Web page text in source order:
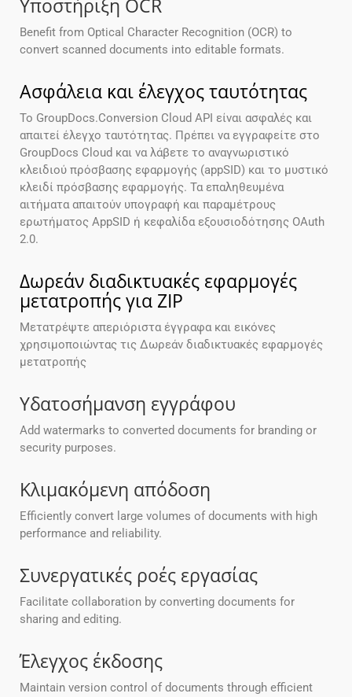
Υποστήριξη OCR
Benefit from Optical Character Recognition (OCR) to
convert scanned documents into editable formats.
Ασφάλεια και έλεγχος ταυτότητας
Το GroupDocs.Conversion Cloud API είναι ασφαλές και
απαιτεί έλεγχο ταυτότητας. Πρέπει να εγγραφείτε στο
GroupDocs Cloud και να λάβετε το αναγνωριστικό
κλειδιού πρόσβασης εφαρμογής (appSID) και το μυστικό
κλειδί πρόσβασης εφαρμογής. Τα επαληθευμένα
αιτήματα απαιτούν υπογραφή και παραμέτρους
ερωτήματος AppSID ή κεφαλίδα εξουσιοδότησης OAuth
2.0.
Δωρεάν διαδικτυακές εφαρμογές
μετατροπής για ZIP
Μετατρέψτε απεριόριστα έγγραφα και εικόνες
χρησιμοποιώντας τις Δωρεάν διαδικτυακές εφαρμογές
μετατροπής
Υδατοσήμανση εγγράφου
Add watermarks to converted documents for branding or
security purposes.
Κλιμακόμενη απόδοση
Efficiently convert large volumes of documents with high
performance and reliability.
Συνεργατικές ροές εργασίας
Facilitate collaboration by converting documents for
sharing and editing.
Έλεγχος έκδοσης
Maintain version control of documents through efficient